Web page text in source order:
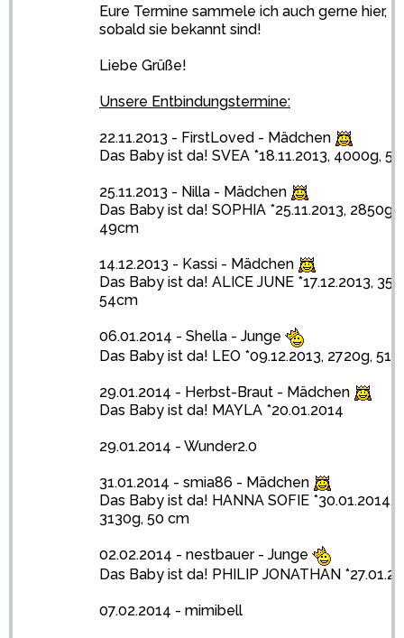
Eure Termine sammele ich auch gerne hier,
sobald sie bekannt sind!
Liebe Grüße!
Unsere Entbindungstermine:
22.11.2013 - FirstLoved - Mädchen
Das Baby ist da! SVEA *18.11.2013, 4000g,
25.11.2013 - Nilla - Mädchen
Das Baby ist da! SOPHIA *25.11.2013, 2850g,
49cm
14.12.2013 - Kassi - Mädchen
Das Baby ist da! ALICE JUNE *17.12.2013,
54cm
06.01.2014 - Shella - Junge
Das Baby ist da! LEO *09.12.2013, 2720g,
29.01.2014 - Herbst-Braut - Mädchen
Das Baby ist da! MAYLA *20.01.2014
29.01.2014 - Wunder2.0
31.01.2014 - smia86 - Mädchen
Das Baby ist da! HANNA SOFIE *30.01.2014,
3130g, 50 cm
02.02.2014 - nestbauer - Junge
Das Baby ist da! PHILIP JONATHAN
07.02.2014 - mimibell